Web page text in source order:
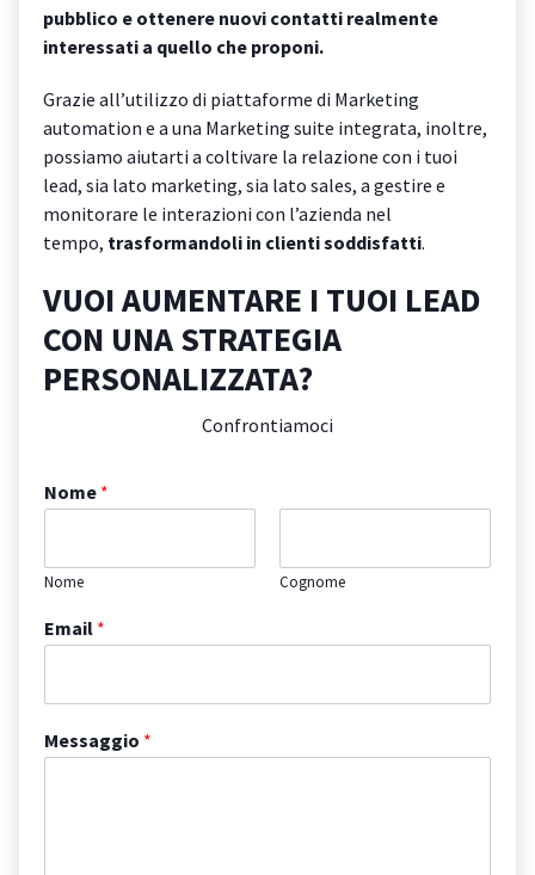
pubblico e ottenere nuovi contatti realmente
interessati a quello che proponi.
Grazie all’utilizzo di piattaforme di Marketing
automation e a una Marketing suite integrata, inoltre,
possiamo aiutarti a coltivare la relazione con i tuoi
lead, sia lato marketing, sia lato sales, a gestire e
monitorare le interazioni con l’azienda nel
tempo, trasformandoli in clienti soddisfatti.
VUOI AUMENTARE I TUOI LEAD
CON UNA STRATEGIA
PERSONALIZZATA?
Confrontiamoci
Nome *
Nome Cognome
Email *
Messaggio *